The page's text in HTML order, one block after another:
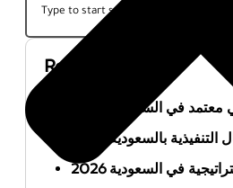
Recent Posts
في السعودية 2026
بالسعودية 2026
في السعودية 2026